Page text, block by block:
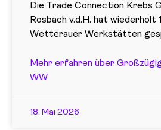
Die Trade Connection Krebs
Rosbach v.d.H. hat wiederholt
Wetterauer Werkstätten
Mehr erfahren über
WW
18. Mai 2026